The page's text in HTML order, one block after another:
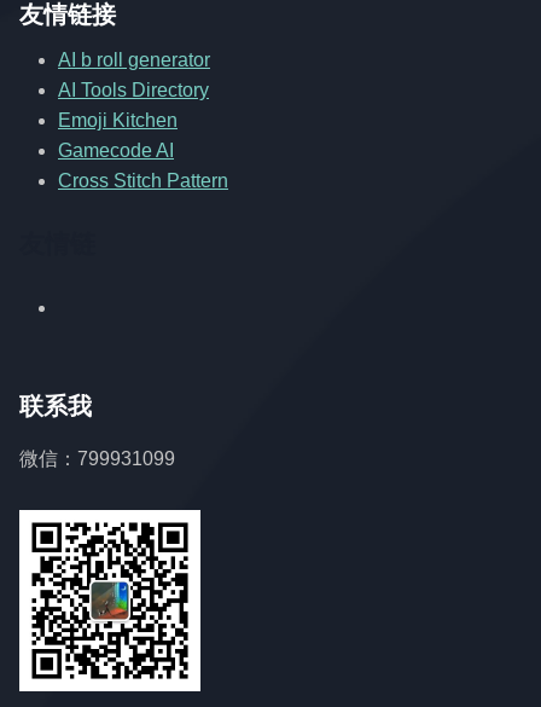
友情链接
AI b roll generator
AI Tools Directory
Emoji Kitchen
Gamecode AI
Cross Stitch Pattern
联系我
微信：799931099